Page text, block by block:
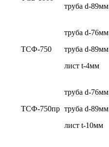
труба d-89мм
ТСФ-750
труба d-76мм
труба d-89мм
лист t-4мм
ТСФ-750пр
труба d-76мм
труба d-89мм
лист t-10мм